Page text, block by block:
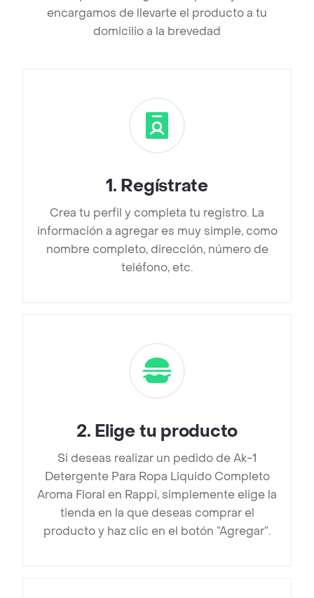
encargamos de llevarte el producto a tu
domicilio a la brevedad
1. Regístrate
Crea tu perfil y completa tu registro. La
información a agregar es muy simple, como
nombre completo, dirección, número de
teléfono, etc.
2. Elige tu producto
Si deseas realizar un pedido de Ak-1
Detergente Para Ropa Liquido Completo
Aroma Floral en Rappi, simplemente elige la
tienda en la que deseas comprar el
producto y haz clic en el botón “Agregar”.